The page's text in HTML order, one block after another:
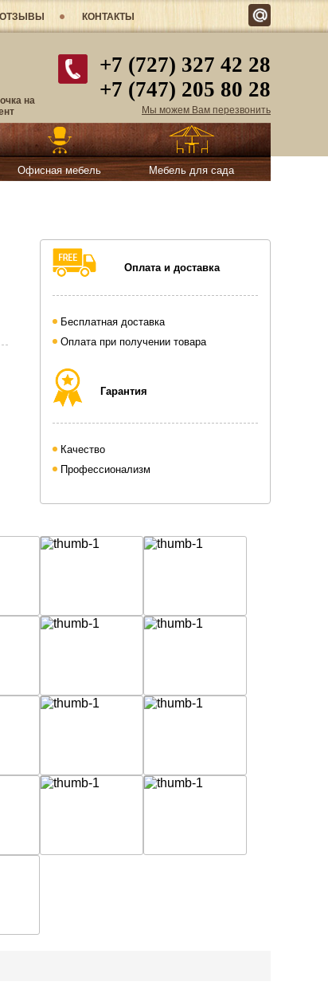
ОТЗЫВЫ КОНТАКТЫ
+7 (727) 327 42 28
+7 (747) 205 80 28
Мы можем Вам перезвонить
на
Офисная мебель Мебель для сада
Оплата и доставка
Бесплатная доставка
Оплата при получении товара
Гарантия
Качество
Профессионализм